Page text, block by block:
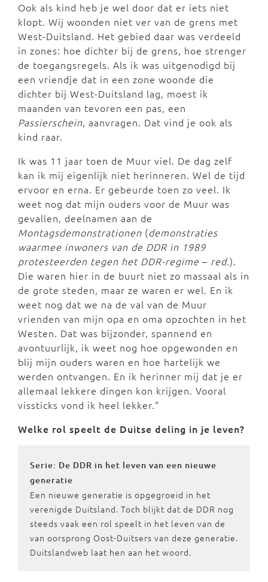
Ook als kind heb je wel door dat er iets niet
klopt. Wij woonden niet ver van de grens met
West-Duitsland. Het gebied daar was verdeeld
in zones: hoe dichter bij de grens, hoe strenger
de toegangsregels. Als ik was uitgenodigd bij
een vriendje dat in een zone woonde die
dichter bij West-Duitsland lag, moest ik
maanden van tevoren een pas, een
Passierschein, aanvragen. Dat vind je ook als
kind raar.
Ik was 11 jaar toen de Muur viel. De dag zelf
kan ik mij eigenlijk niet herinneren. Wel de tijd
ervoor en erna. Er gebeurde toen zo veel. Ik
weet nog dat mijn ouders voor de Muur was
gevallen, deelnamen aan de
Montagsdemonstrationen (demonstraties
waarmee inwoners van de DDR in 1989
protesteerden tegen het DDR-regime – red.).
Die waren hier in de buurt niet zo massaal als in
de grote steden, maar ze waren er wel. En ik
weet nog dat we na de val van de Muur
vrienden van mijn opa en oma opzochten in het
Westen. Dat was bijzonder, spannend en
avontuurlijk, ik weet nog hoe opgewonden en
blij mijn ouders waren en hoe hartelijk we
werden ontvangen. En ik herinner mij dat je er
allemaal lekkere dingen kon krijgen. Vooral
vissticks vond ik heel lekker."
Welke rol speelt de Duitse deling in je leven?
Serie: De DDR in het leven van een nieuwe
generatie
Een nieuwe generatie is opgegroeid in het
verenigde Duitsland. Toch blijkt dat de DDR nog
steeds vaak een rol speelt in het leven van de
van oorsprong Oost-Duitsers van deze generatie.
Duitslandweb laat hen aan het woord.